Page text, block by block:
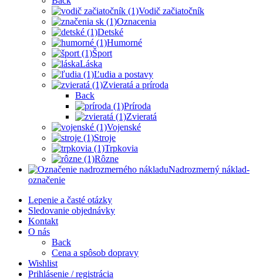
Vodič začiatočník
Oznacenia
Detské
Humorné
Šport
Láska
Ľudia a postavy
Zvieratá a príroda
Back
Príroda
Zvieratá
Vojenské
Stroje
Trpkovia
Rôzne
Nadrozmerný náklad-
označenie
Lepenie a časté otázky
Sledovanie objednávky
Kontakt
O nás
Back
Cena a spôsob dopravy
Wishlist
Prihlásenie / registrácia